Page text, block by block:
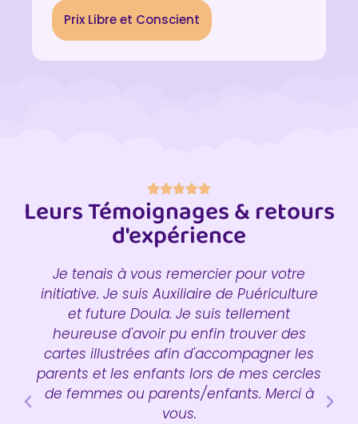
Prix Libre et Conscient
Leurs Témoignages & retours
d'expérience
Je tenais à vous remercier pour votre
initiative. Je suis Auxiliaire de Puériculture
et future Doula. Je suis tellement
heureuse d'avoir pu enfin trouver des
cartes illustrées afin d'accompagner les
parents et les enfants lors de mes cercles
de femmes ou parents/enfants. Merci à
vous.